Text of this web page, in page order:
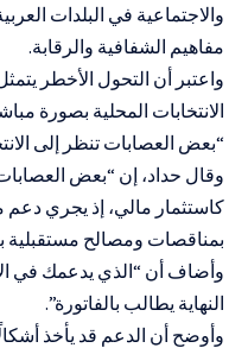
والاجتماعية في البلدات
مفاهيم الشفافية والرقابة.
واعتبر أن التحول الأخطر
الانتخابات المحلية بصورة
“بعض العصابات تنظر إلى
وقال حداد، إن “بعض العصابات
كاستثمار مالي، إذ يجري
بمناقصات ومصالح مستقبلية
وأضاف أن “الذي يدعمك في
النهاية يطالب بالفاتورة”.
وأوضح أن الدعم قد يأخذ